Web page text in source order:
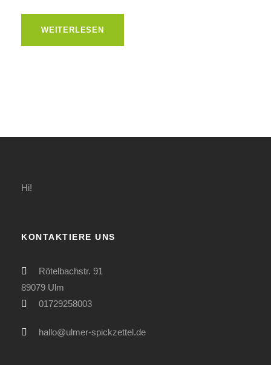
WEITERLESEN
Hi!
KONTAKTIERE UNS
Rötelbachstr. 91
89079 Ulm
01729258003
hallo@ulmer-spickzettel.de